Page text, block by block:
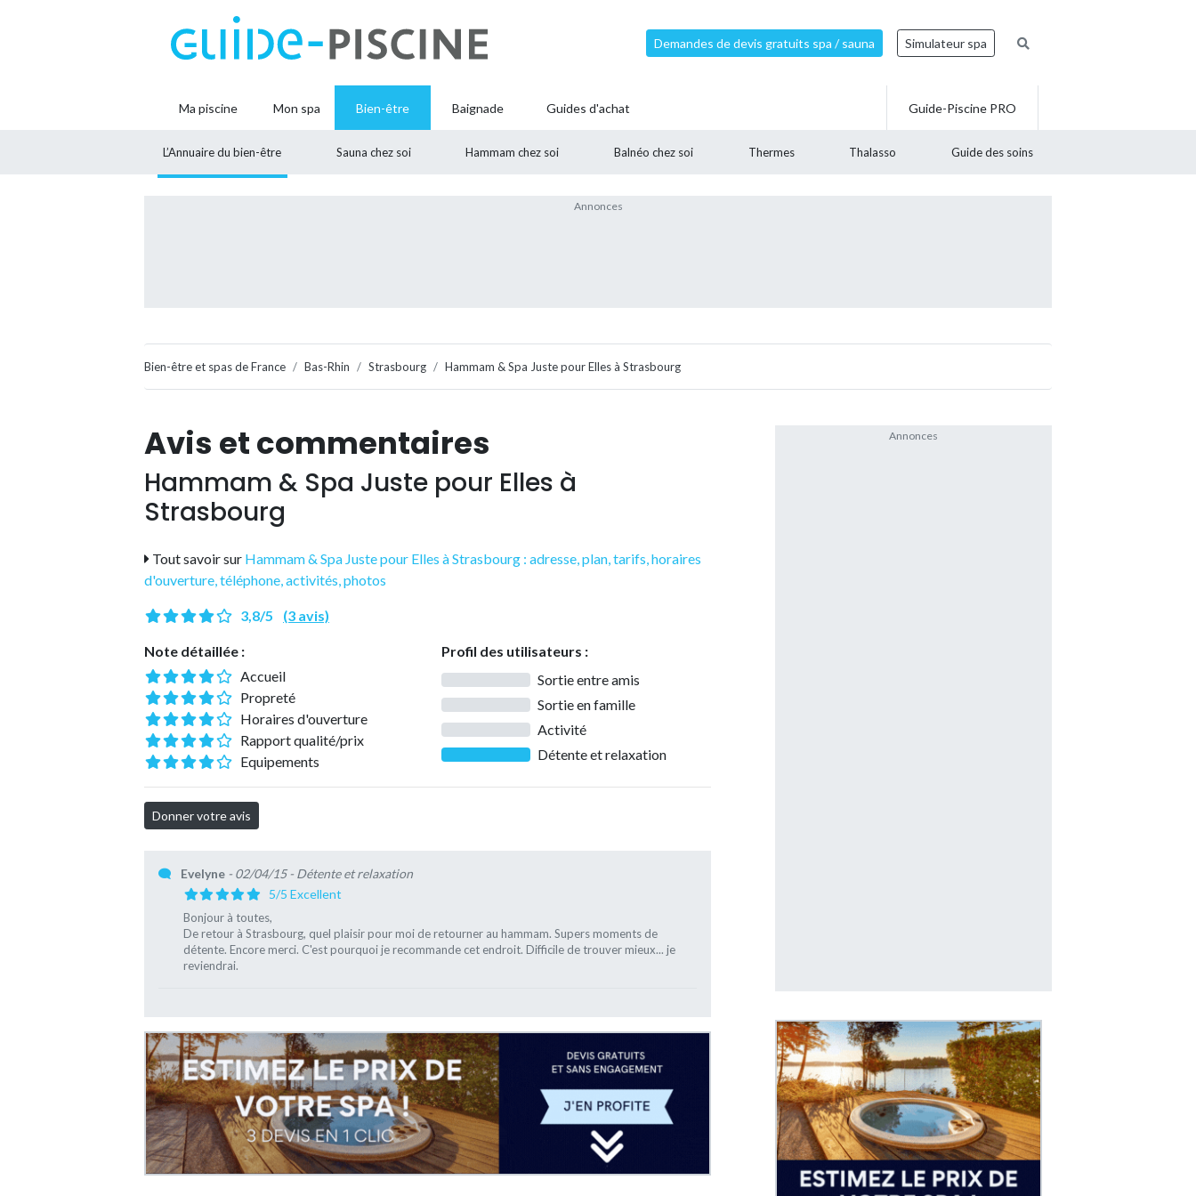
Demandes de devis gratuits spa / sauna Simulateur spa
Ma piscine Mon spa Bien-être
L’Annuaire du bien-être Sauna chez soi Hammam chez soi Balnéo chez soi Thermes Thalasso Guide des soins
Baignade Guides d'achat Guide-Piscine PRO
Bien-être et spas de France Bas-Rhin Strasbourg Hammam & Spa Juste pour Elles à Strasbourg
Avis et commentaires
Hammam & Spa Juste pour Elles à
Strasbourg
Tout savoir sur Hammam & Spa Juste pour Elles à Strasbourg : adresse, plan, tarifs, horaires
d'ouverture, téléphone, activités, photos
3,8/5 (3 avis)
Note détaillée :
Accueil
Propreté
Horaires d'ouverture
Rapport qualité/prix
Equipements
Profil des utilisateurs :
Sortie entre amis
Sortie en famille
Activité
Détente et relaxation
Evelyne - 02/04/15- Détente et relaxation
5/5 Excellent
Bonjour à toutes,
De retour à Strasbourg, quel plaisir pour moi de retourner au hammam. Supers moments de
détente. Encore merci. C'est pourquoi je recommande cet endroit. Difficile de trouver mieux... je
reviendrai.